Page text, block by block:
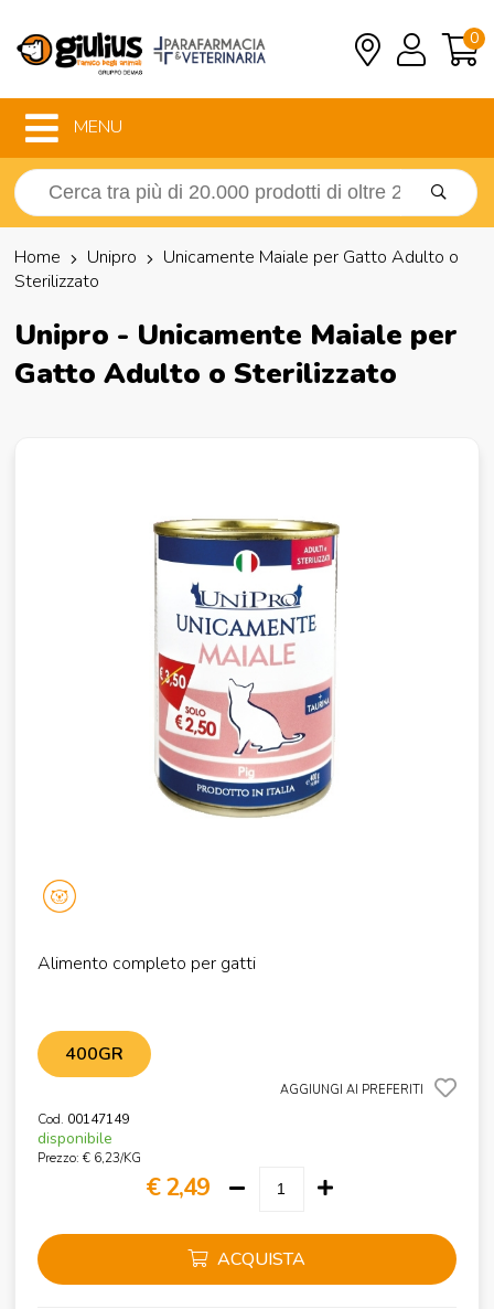
0
MENU
Home Unipro
Unicamente Maiale per Gatto Adulto o
Sterilizzato
Unipro - Unicamente Maiale per
Gatto Adulto o Sterilizzato
Alimento completo per gatti
400GR
AGGIUNGI AI PREFERITI
Cod. 00147149
disponibile
Prezzo: € 6,23/KG
€ 2,49
ACQUISTA